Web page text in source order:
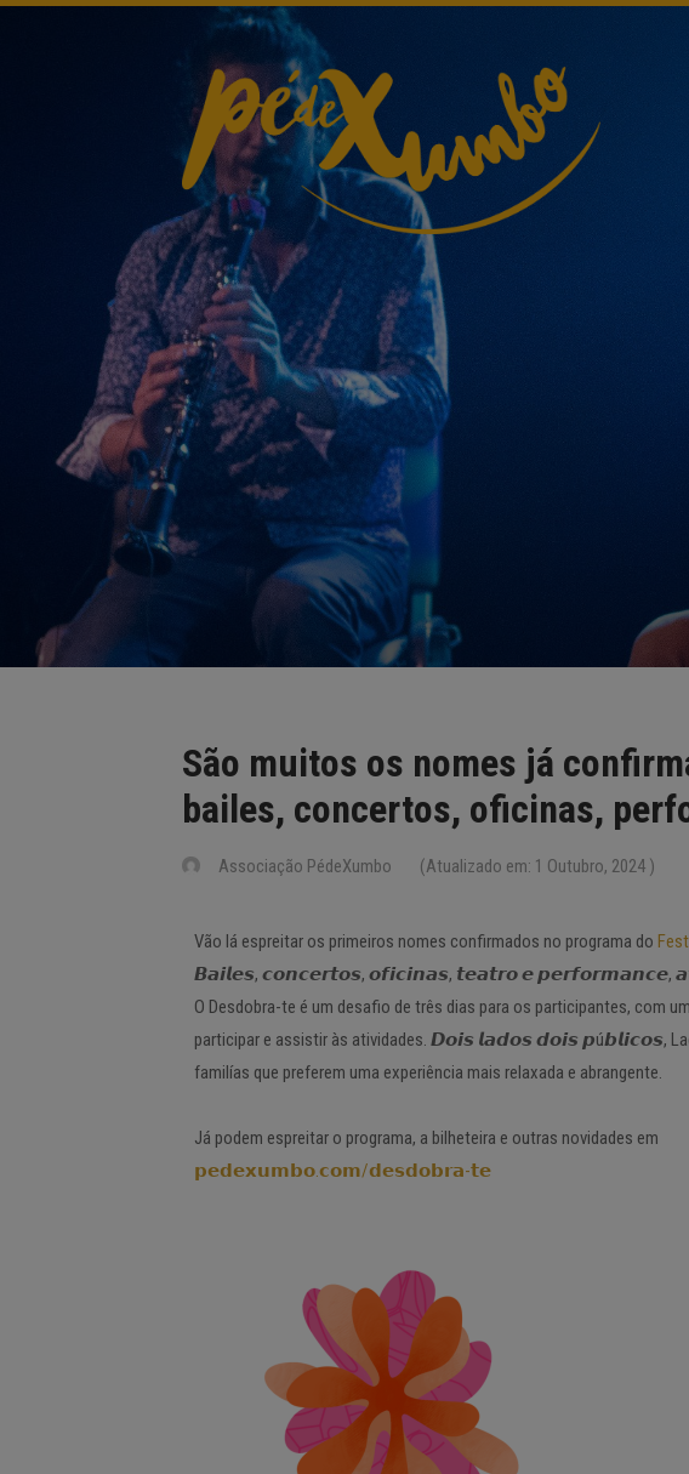
São muitos os nomes já
bailes, concertos, oficinas,
Associação PédeXumbo (Atualizado em: 1 Outubro, 2024 )
Vão lá espreitar os primeiros nomes confirmados no programa do
𝘽𝙖𝙞𝙡𝙚𝙨, 𝙘𝙤𝙣𝙘𝙚𝙧𝙩𝙤𝙨, 𝙤𝙛𝙞𝙘𝙞𝙣𝙖𝙨, 𝙩𝙚𝙖𝙩𝙧𝙤 𝙚 𝙥𝙚𝙧𝙛𝙤𝙧𝙢𝙖𝙣𝙘𝙚,
O Desdobra-te é um desafio de três dias para os participantes,
participar e assistir às atividades. 𝘿𝙤𝙞𝙨 𝙡𝙖𝙙𝙤𝙨 𝙙𝙤𝙞𝙨 𝙥ú𝙗𝙡𝙞𝙘𝙤𝙨,
familías que preferem uma experiência mais relaxada e abrangente.
Já podem espreitar o programa, a bilheteira e outras novidades em
𝗽𝗲𝗱𝗲𝘅𝘂𝗺𝗯𝗼.𝗰𝗼𝗺/𝗱𝗲𝘀𝗱𝗼𝗯𝗿𝗮-𝘁𝗲